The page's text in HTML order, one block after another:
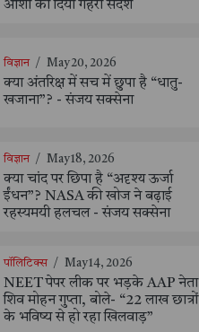
आशा का दिया गहरा संदेश
विज्ञान / May 20, 2026
क्या अंतरिक्ष में सच में छुपा है “धातु-
खजाना”? - संजय सक्सेना
विज्ञान / May 18, 2026
क्या चांद पर छिपा है “अदृश्य ऊर्जा
ईंधन”? NASA की खोज ने बढ़ाई
रहस्यमयी हलचल - संजय सक्सेना
पॉलिटिक्स / May 14, 2026
NEET पेपर लीक पर भड़के AAP नेता
शिव मोहन गुप्ता, बोले- “22 लाख छात्रों
के भविष्य से हो रहा खिलवाड़”